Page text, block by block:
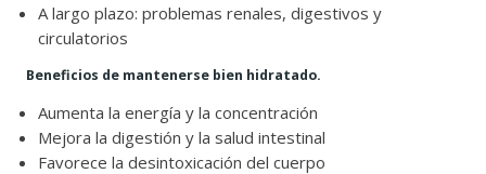
A largo plazo: problemas renales, digestivos y
circulatorios
Beneficios de mantenerse bien hidratado.
Aumenta la energía y la concentración
Mejora la digestión y la salud intestinal
Favorece la desintoxicación del cuerpo